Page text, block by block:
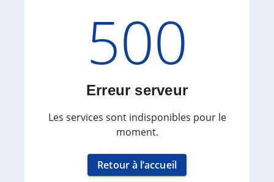
Code
500
Erreur serveur
Les services sont indisponibles pour le
moment.
Retour à l’accueil